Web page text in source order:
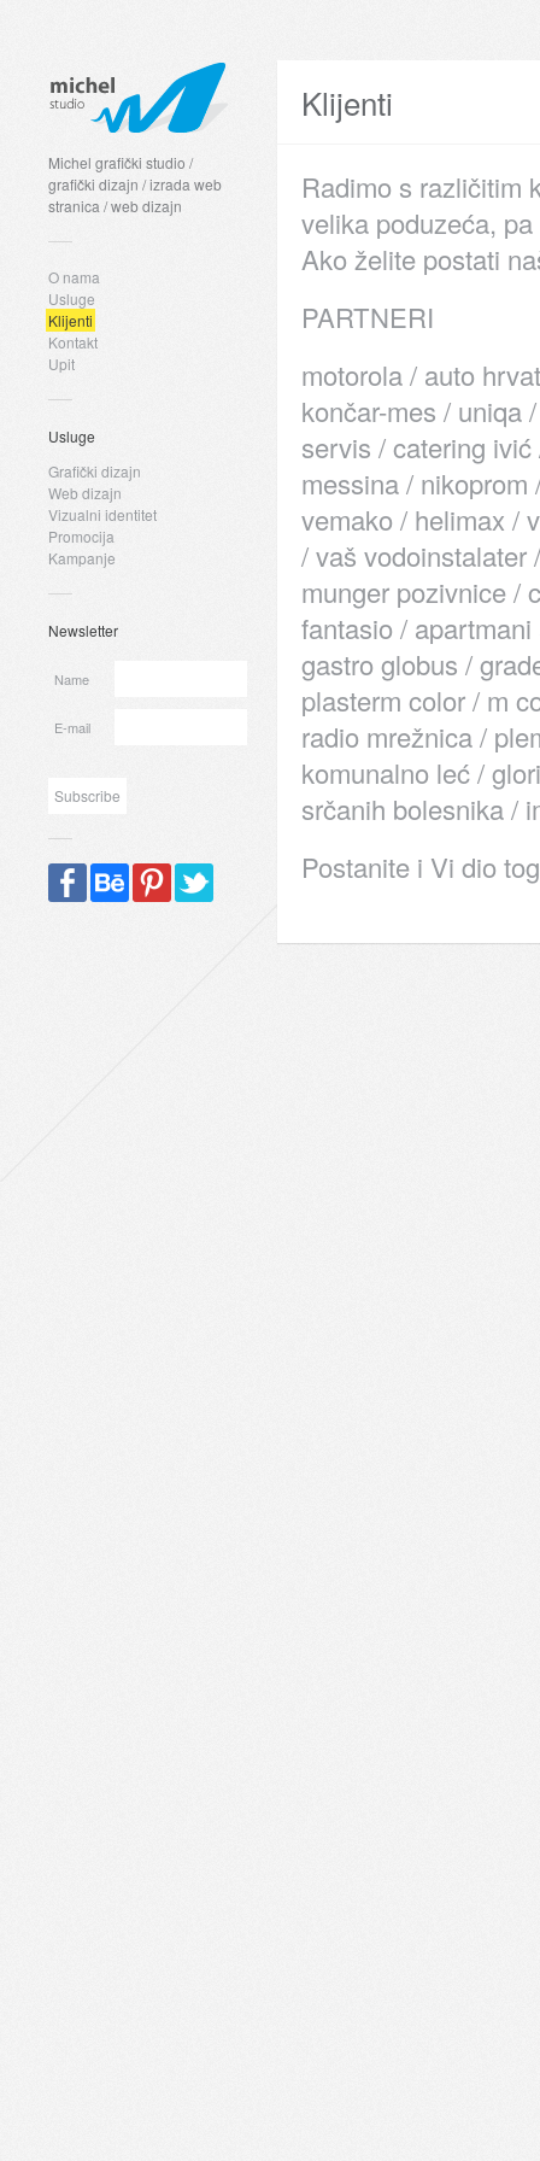
Michel grafički studio /
grafički dizajn / izrada web
stranica / web dizajn
O nama
Usluge
Klijenti
Kontakt
Upit
Usluge
Grafički dizajn
Web dizajn
Vizualni identitet
Promocija
Kampanje
Newsletter
Name
E-mail
Klijenti
Radimo s različitim
velika poduzeća,
Ako želite postati
PARTNERI
motorola / auto
končar-mes / uniqa
servis / catering
messina /
vemako / helimax /
/ vaš vodoinstalater
munger pozivnice /
fantasio /
gastro globus /
plasterm color / m
radio mrežnica /
komunalno leć /
srčanih bolesnika /
Postanite i Vi dio